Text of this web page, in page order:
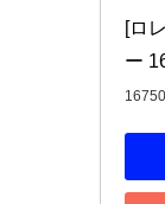
[ロ
ー
16750